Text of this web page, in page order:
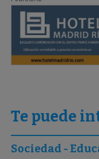
Te puede
Sociedad -